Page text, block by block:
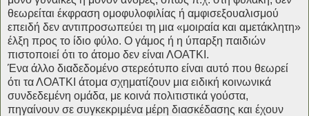
θεωρείται έκφραση ομοφυλοφιλίας ή αμφισεξουαλισμού
επειδή δεν αντιπροσωπεύει τη μια «μοιραία και αμετάκλητη»
έλξη προς το ίδιο φύλο. Ο γάμος ή η ύπαρξη παιδιών
πιστοποιεί ότι το άτομο δεν είναι ΛΟΑΤΚΙ.
Ένα άλλο διαδεδομένο στερεότυπο είναι αυτό που θεωρεί
ότι τα ΛΟΑΤΚΙ άτομα σχηματίζουν μια ειδική κοινωνικά
συνδεδεμένη ομάδα, με κοινά πολιτιστικά γούστα,
πηγαίνουν σε συγκεκριμένα μέρη διασκέδασης και έχουν